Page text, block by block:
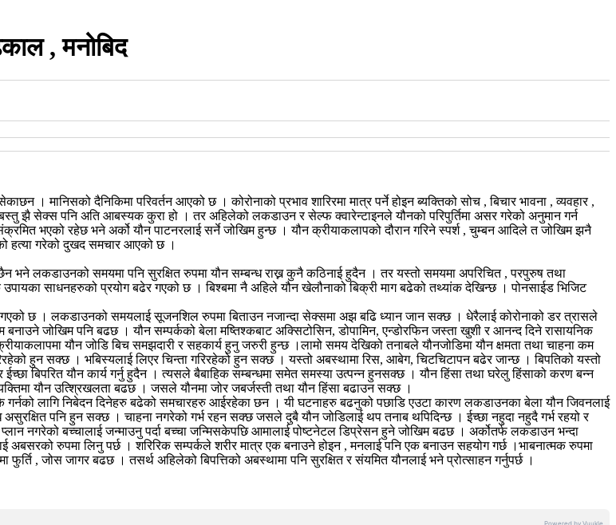
, मनोबिद
। मानिसको दैनिकिमा परिवर्तन आएको छ । कोरोनाको प्रभाव शारिरमा मात्र पर्ने होइन ब्यक्तिको सोच , बिचार भावना , व्यवहार ,
झै सेक्स पनि अति आबस्यक कुरा हो । तर अहिलेको लकडाउन र सेल्फ क्वारेन्टाइनले यौनको परिपुर्तिमा असर गरेको अनुमान गर्न
भएको रहेछ भने अर्को यौन पाटनरलाई सर्ने जोखिम हुन्छ । यौन क्रीयाकलापको दौरान गरिने स्पर्श , चुम्बन आदिले त जोखिम झनै
हत्या गरेको दुखद समचार आएको छ ।
लकडाउनको समयमा पनि सुरक्षित रुपमा यौन सम्बन्ध राख्न कुनै कठिनाई हुदैन । तर यस्तो समयमा अपरिचित , परपुरुष तथा
साधनहरुको प्रयोग बढेर गएको छ । बिश्बमा नै अहिले यौन खेलौनाको बिक्री माग बढेको तथ्यांक देखिन्छ । पोनसाईड भिजिट
छ । लकडाउनको समयलाई सूजनशिल रुपमा बिताउन नजान्दा सेक्समा अझ बढि ध्यान जान सक्छ । धेरैलाई कोरोनाको डर त्रासले
जोखिम पनि बढछ । यौन सम्पर्कको बेला मष्तिश्कबाट अक्सिटोसिन, डोपामिन, एन्डोरफिन जस्ता खुशी र आनन्द दिने रासायनिक
यौन जोडि बिच समझदारी र सहकार्य हुनु जरुरी हुन्छ ।लामो समय देखिको तनाबले यौनजोडिमा यौन क्षमता तथा चाहना कम
हुन सक्छ । भबिस्यलाई लिएर चिन्ता गरिरहेको हुन सक्छ । यस्तो अबस्थामा रिस, आबेग, चिटचिटापन बढेर जान्छ । बिपतिको यस्तो
बिपरित यौन कार्य गर्नु हुदैन । त्यसले बैबाहिक सम्बन्धमा समेत समस्या उत्पन्न हुनसक्छ । यौन हिंसा तथा घरेलु हिंसाको करण बन्न
यौन उत्श्रिखलता बढछ । जसले यौनमा जोर जबर्जस्ती तथा यौन हिंसा बढाउन सक्छ ।
लागि निबेदन दिनेहरु बढेको समचारहरु आईरहेका छन । यी घटनाहरु बढनुको पछाडि एउटा कारण लकडाउनका बेला यौन जिवनलाई
पनि हुन सक्छ । चाहना नगरेको गर्भ रहन सक्छ जसले दुबै यौन जोडिलाई थप तनाब थपिदिन्छ । ईच्छा नहुदा नहुदै गर्भ रहयो र
नगरेको बच्चालाई जन्माउनु पर्दा बच्चा जन्मिसकेपछि आमालाई पोष्टनेटल डिप्रेसन हुने जोखिम बढछ । अर्कोतर्फ लकडाउन भन्दा
रुपमा लिनु पर्छ । शरिरिक सम्पर्कले शरीर मात्र एक बनाउने होइन , मनलाई पनि एक बनाउन सहयोग गर्छ ।भाबनात्मक रुपमा
, जोस जागर बढछ । तसर्थ अहिलेको बिपत्तिको अबस्थामा पनि सुरक्षित र संयमित यौनलाई भने प्रोत्साहन गर्नुपर्छ ।